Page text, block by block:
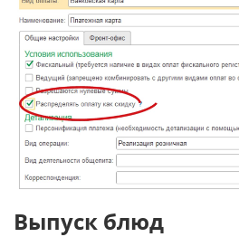
Выпуск блюд